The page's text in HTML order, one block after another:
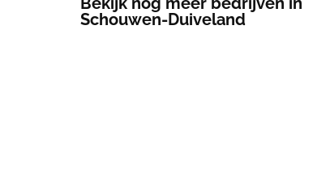
Schouwen-Duiveland